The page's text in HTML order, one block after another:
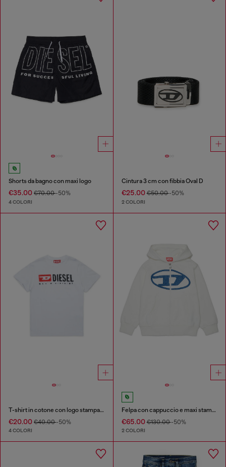
Shorts da bagno con maxi logo
€35.00 €70.00-50%
4 COLORI
Cintura 3 cm con fibbia Oval D
€25.00€50.00-50%
2 COLORI
T-shirt in cotone con logo stampato
€20.00 €40.00-50%
4 COLORI
Felpa con cappuccio e maxi stampa con zip
€65.00€130.00-50%
2 COLORI